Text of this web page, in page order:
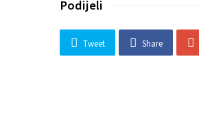
Podijeli
Tweet Share